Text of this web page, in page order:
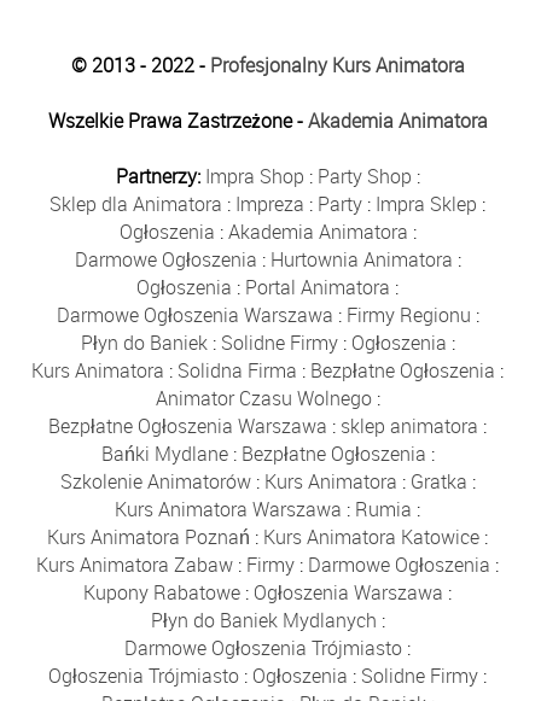
© 2013 - 2022 - Profesjonalny Kurs Animatora
Wszelkie Prawa Zastrzeżone -Akademia Animatora
Partnerzy: Impra Shop : Party Shop :
Sklep dla Animatora : Impreza : Party : Impra Sklep :
Ogłoszenia :Akademia Animatora :
Darmowe Ogłoszenia : Hurtownia Animatora :
Ogłoszenia : Portal Animatora :
Darmowe Ogłoszenia Warszawa : Firmy Regionu :
Płyn do Baniek: Solidne Firmy: Ogłoszenia :
Kurs Animatora : Solidna Firma : Bezpłatne Ogłoszenia :
Animator Czasu Wolnego:
Bezpłatne Ogłoszenia Warszawa : sklep animatora :
Bańki Mydlane: Bezpłatne Ogłoszenia :
Szkolenie Animatorów: Kurs Animatora : Gratka :
Kurs Animatora Warszawa : Rumia :
Kurs Animatora Poznań : Kurs Animatora Katowice :
Kurs Animatora Zabaw : Firmy : Darmowe Ogłoszenia :
Kupony Rabatowe : Ogłoszenia Warszawa :
Płyn do Baniek Mydlanych :
Darmowe Ogłoszenia Trójmiasto :
Ogłoszenia Trójmiasto : Ogłoszenia : Solidne Firmy :